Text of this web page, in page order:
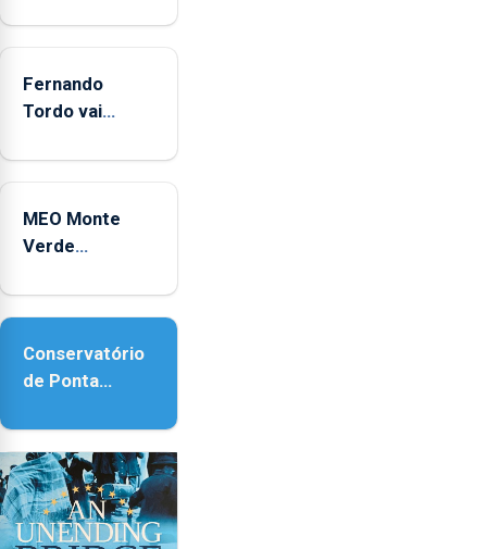
Fernando
Tordo vai
anos de
Coliseu
Micaelense
MEO Monte
Verde
reforço da
Conservatório
de Ponta
contar com
novos
instrumentos